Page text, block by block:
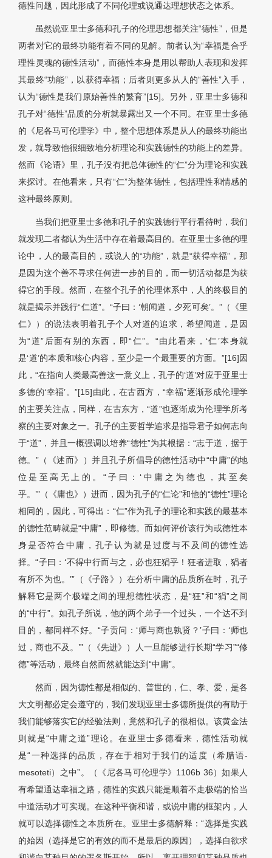
德性问题，因此形成了不同伦理或说通达理想状态之体系。
虽然说亚里士多德和孔子的伦理思想都关注“德性”，但是
两者对它的最终功能有着不同的见解。前者认为“幸福是合乎
理性灵魂的德性活动”，而德性本身是用以帮助人表现和发挥
其最终“功能”，以获得幸福；后者则更多从人的“善性”入手，
认为“德性是我们原始善性的繁育”[15]。另外，亚里士多德和
孔子对“德性”品质的分析就暴露出又一个不同。在亚里士多德
的《尼各马可伦理学》中，整个思想体系是从人的最终功能出
发，就导致他很细致地分析理论和实践德性的功能上的差异。
然而《论语》里，孔子没有把总体德性的“仁”分为理论和实践
来探讨。在他看来，只有“仁”为整体德性，包括理性和情感的
这种最终原则。
当我们把亚里士多德和孔子的实践德行平行看待时，我们
就发现二者都认为生活中存在着最高目的。在亚里士多德的理
论中，人的最高目的，或说人的“功能”，就是“获得幸福”，那
是因为这个善不寻求任何进一步的目的，而一切活动都是为获
得它的手段。然而，在整个孔子的伦理体系中，人的终极目的
就是揭示并践行“仁道”。“子曰：‘朝闻道，夕死可矣’。”（《里
仁》）的说法表明着孔子个人对道的追求，希望闻道，是因
为“道”后面有别的东西，即“仁”。“由此看来，‘仁’本身就
是‘道’的本质和核心内容，至少是一个最重要的方面。”[16]因
此，“在指向人类最高善这一意义上，孔子的‘道’对应于亚里士
多德的‘幸福’。”[15]由此，在古西方，“幸福”逐渐形成伦理学
的主要关注点，同样，在古东方，“道”也逐渐成为伦理学所考
察的主要对象之一。孔子的主要哲学追求是指导君子如何志向
于“道”，并且一概强调以培养“德性”为其根据：“志于道，据于
德。”（《述而》）并且孔子所倡导的德性活动中“中庸”的地
位是至高无上的。“子曰：‘中庸之为德也，其至矣
乎。’”（《庸也》）进而，因为孔子的“仁论”和他的“德性”理论
相同的，因此，可得出：“仁”作为孔子的理论和实践的最基本
的德性范畴就是“中庸”，即修德。而如何评价该行为或德性本
身是否符合中庸，孔子认为就是过度与不及间的德性选
择。“子曰：‘不得中行而与之，必也狂狷乎！狂者进取，狷者
有所不为也。’”（《子路》）在分析中庸的品质所在时，孔子
解释它是两个极端之间的理想德性状态，是“狂”和“狷”之间
的“中行”。如孔子所说，他的两个弟子一个过头，一个达不到
目的，都同样不好。“子贡问：‘师与商也孰贤？’子曰：‘师也
过，商也不及。’”（《先进》）人一旦能够进行长期“学习”“修
德”等活动，最终自然而然就能达到“中庸”。
然而，因为德性都是相似的、普世的，仁、孝、爱，是各
大文明都必定会遵守的，我们发现亚里士多德所提供的有助于
我们能够落实它的经验法则，竟然和孔子的很相似。该黄金法
则就是“中庸之道”理论。在亚里士多德看来，德性活动就
是“一种选择的品质，存在于相对于我们的适度（希腊语-
mesoteti）之中”。（《尼各马可伦理学》1106b 36）如果人
有希望通达幸福之路，德性的实践只能是顺着不走极端的恰当
中道活动才可实现。在这种平衡和谐，或说中庸的框架内，人
就可以选择德性之本质所在。亚里士多德解释：“选择是实践
的始因（选择是它的有效的而不是最后的原因），选择自欲求